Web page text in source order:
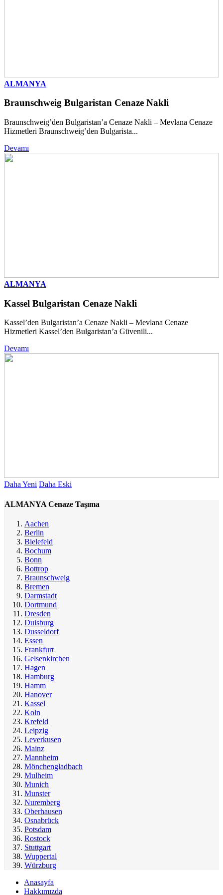
ALMANYA
Braunschweig Bulgaristan Cenaze Nakli
Braunschweig’den Bulgaristan’a Cenaze Nakli – Mevlana Cenaze
Hizmetleri Braunschweig’den Bulgarista...
Devamı
ALMANYA
Kassel Bulgaristan Cenaze Nakli
Kassel’den Bulgaristan’a Cenaze Nakli – Mevlana Cenaze
Hizmetleri Kassel’den Bulgaristan’a Güvenili...
Devamı
Daha Yeni Daha Eski
ALMANYA Cenaze Taşıma
Aachen
Berlin
Bielefeld
Bochum
Bonn
Bottrop
Braunschweig
Bremen
Darmstadt
Dortmund
Dresden
Duisburg
Dusseldorf
Essen
Frankfurt
Gelsenkirchen
Hagen
Hamburg
Hamm
Hanover
Kassel
Koln
Krefeld
Leipzig
Leverkusen
Mainz
Mannheim
Mönchengladbach
Mulheim
Munich
Munster
Nuremberg
Oberhausen
Osnabrück
Potsdam
Rostock
Stuttgart
Wuppertal
Würzburg
Anasayfa
Hakkımızda